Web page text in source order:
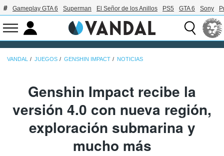
Gameplay GTA 6 Superman El Señor de los Anillos PS5 GTA 6 Sony
VANDAL JUEGOS GENSHIN IMPACT NOTICIAS
Genshin Impact recibe la
versión 4.0 con nueva región,
exploración submarina y
mucho más